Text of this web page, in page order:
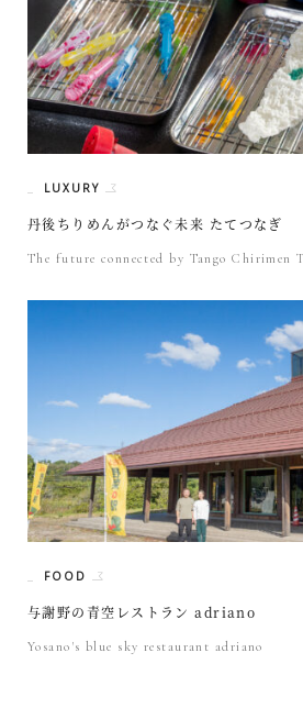
LUXURY
丹後ちりめんがつなぐ未来 たてつなぎ
The future connected by Tango Chirimen
FOOD
与謝野の青空レストラン adriano
Yosano's blue sky restaurant adriano